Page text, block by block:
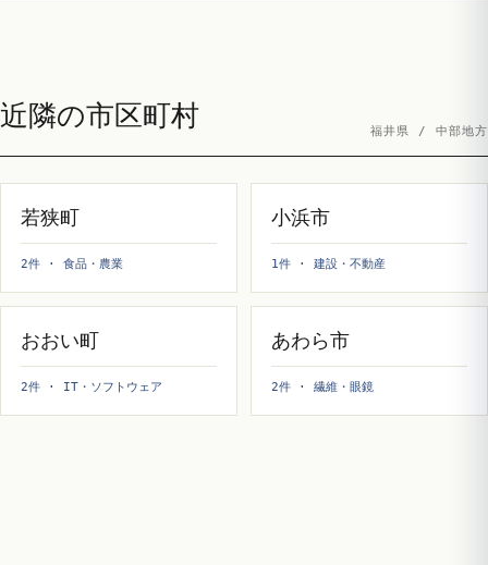
近隣の市区町村 福井県 / 中部地方
若狭町
2件 · 食品・農業
小浜市
1件 · 建設・不動産
おおい町
2件 · IT・ソフトウェア
あわら市
2件 · 繊維・眼鏡